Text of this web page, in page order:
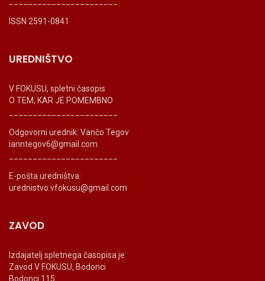
ISSN 2591-0841
UREDNIŠTVO
V FOKUSU, spletni časopis
O TEM, KAR JE POMEMBNO
Odgovorni urednik: Vančo Tegov
ianntegov6@gmail.com
E-pošta uredništva:
urednistvo.vfokusu@gmail.com
ZAVOD
Izdajatelj spletnega časopisa je
Zavod V FOKUSU, Bodonci
Bodonci 115